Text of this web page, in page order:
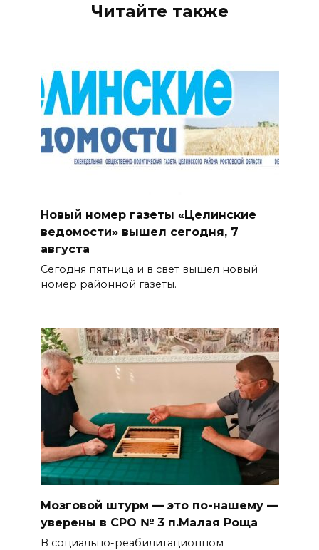
Читайте также
Новый номер газеты «Целинские
ведомости» вышел сегодня, 7
августа
Сегодня пятница и в свет вышел новый
номер районной газеты.
Мозговой штурм — это по-нашему —
уверены в СРО № 3 п.Малая Роща
В социально-реабилитационном